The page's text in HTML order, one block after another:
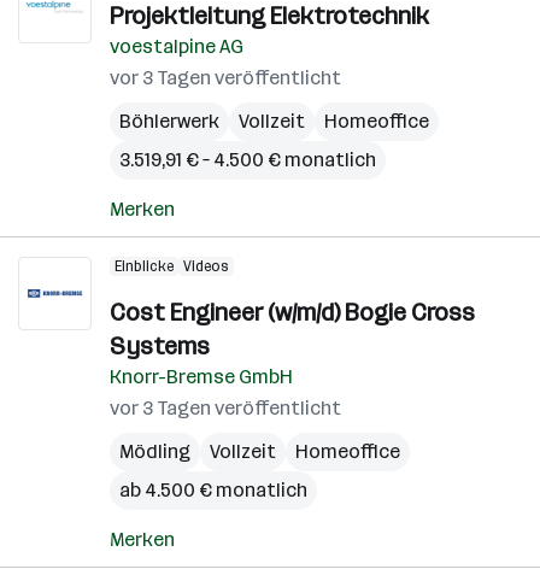
Projektleitung Elektrotechnik
voestalpine AG
vor 3 Tagen veröffentlicht
Böhlerwerk
Vollzeit
Homeoffice
3.519,91 € – 4.500 € monatlich
Merken
Einblicke Videos
Cost Engineer (w/m/d) Bogie Cross
Systems
Knorr-Bremse GmbH
vor 3 Tagen veröffentlicht
Mödling
Vollzeit
Homeoffice
ab 4.500 € monatlich
Merken